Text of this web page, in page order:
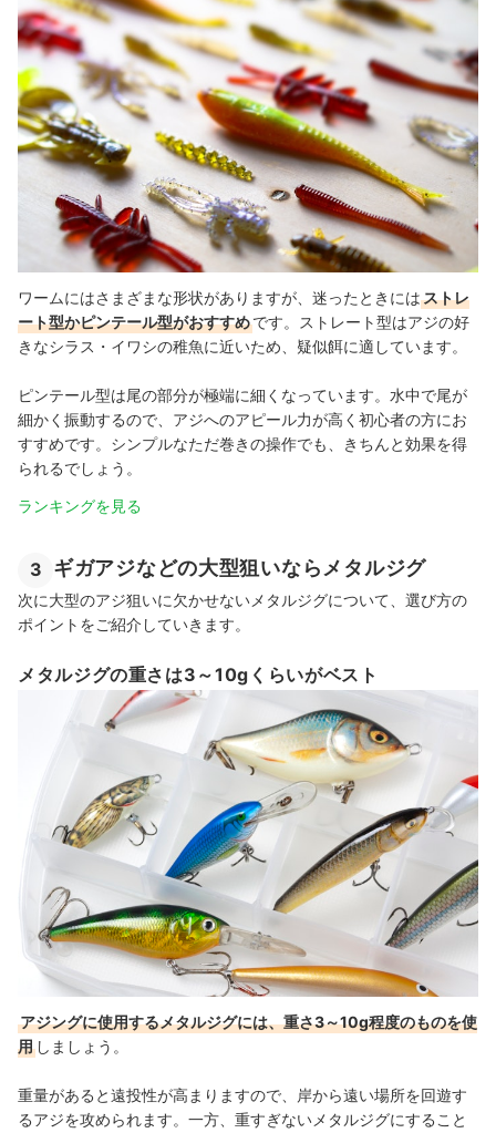
ワームにはさまざまな形状がありますが、迷ったときにはストレ
ート型かピンテール型がおすすめです。ストレート型はアジの好
きなシラス・イワシの稚魚に近いため、疑似餌に適しています。
ピンテール型は尾の部分が極端に細くなっています。水中で尾が
細かく振動するので、アジへのアピール力が高く初心者の方にお
すすめです。シンプルなただ巻きの操作でも、きちんと効果を得
られるでしょう。
ランキングを見る
3 ギガアジなどの大型狙いならメタルジグ
次に大型のアジ狙いに欠かせないメタルジグについて、選び方の
ポイントをご紹介していきます。
メタルジグの重さは3～10gくらいがベスト
アジングに使用するメタルジグには、重さ3～10g程度のものを使
用 しましょう。
重量があると遠投性が高まりますので、岸から遠い場所を回遊す
るアジを攻められます。一方、重すぎないメタルジグにすること